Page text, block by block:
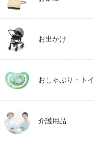
お出かけ
おしゃぶり・トイ
介護用品